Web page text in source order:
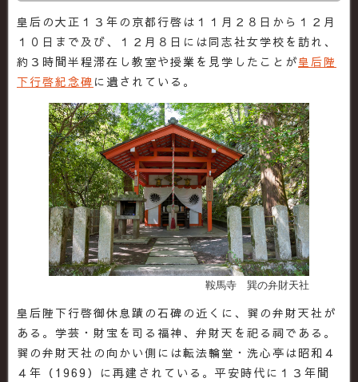
皇后の大正１３年の京都行啓は１１月２８日から１２月
１０日まで及び、１２月８日には同志社女学校を訪れ、
約３時間半程滞在し教室や授業を見学したことが皇后陛
下行啓紀念碑 に遺されている。
鞍馬寺 巽の弁財天社
皇后陛下行啓御休息蹟の石碑の近くに、巽の弁財天社が
ある。学芸・財宝を司る福神、弁財天を祀る祠である。
巽の弁財天社の向かい側には転法輪堂・洗心亭は昭和４
４年（1969）に再建されている。平安時代に１３年間